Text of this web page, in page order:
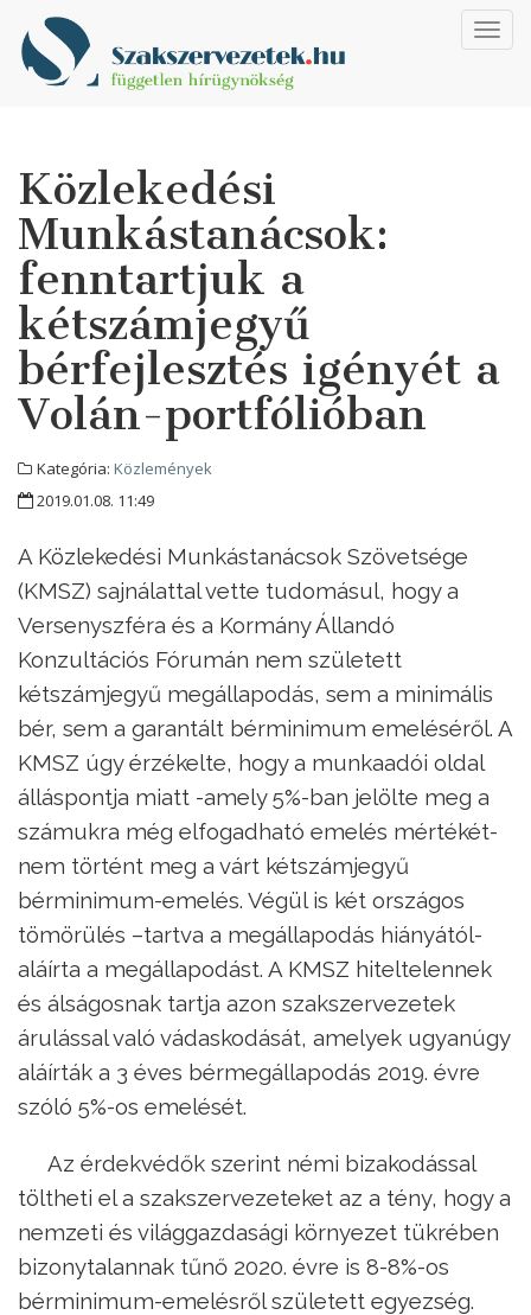
Közlekedési
Munkástanácsok:
fenntartjuk a
kétszámjegyű
bérfejlesztés igényét a
Volán-portfólióban
Kategória: Közlemények
2019.01.08. 11:49
A Közlekedési Munkástanácsok Szövetsége
(KMSZ) sajnálattal vette tudomásul, hogy a
Versenyszféra és a Kormány Állandó
Konzultációs Fórumán nem született
kétszámjegyű megállapodás, sem a minimális
bér, sem a garantált bérminimum emeléséről. A
KMSZ úgy érzékelte, hogy a munkaadói oldal
álláspontja miatt -amely 5%-ban jelölte meg a
számukra még elfogadható emelés mértékét-
nem történt meg a várt kétszámjegyű
bérminimum-emelés. Végül is két országos
tömörülés –tartva a megállapodás hiányától-
aláírta a megállapodást. A KMSZ hiteltelennek
és álságosnak tartja azon szakszervezetek
árulással való vádaskodását, amelyek ugyanúgy
aláírták a 3 éves bérmegállapodás 2019. évre
szóló 5%-os emelését.
Az érdekvédők szerint némi bizakodással
töltheti el a szakszervezeteket az a tény, hogy a
nemzeti és világgazdasági környezet tükrében
bizonytalannak tűnő 2020. évre is 8-8%-os
bérminimum-emelésről született egyezség.